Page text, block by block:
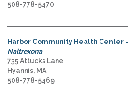
508-778-5470
Harbor Community Health Center -
Naltrexona
735 Attucks Lane
Hyannis, MA
508-778-5469